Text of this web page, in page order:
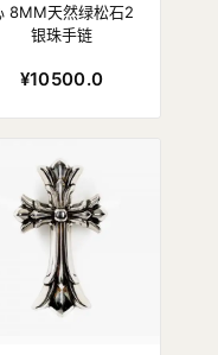
8MM天然绿松石2
银珠手链
¥10500.0